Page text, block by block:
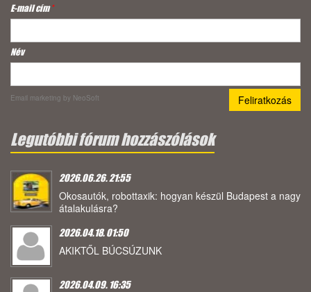
E-mail cím*
Név
Email marketing by NeoSoft
Legutóbbi fórum hozzászólások
2026.06.26. 21:55
Okosautók, robottaxik: hogyan készül Budapest a nagy
átalakulásra?
2026.04.18. 01:50
AKIKTŐL BÚCSÚZUNK
2026.04.09. 16:35